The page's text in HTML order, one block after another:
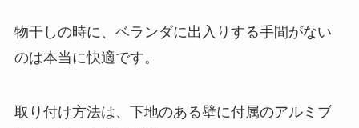
物干しの時に、ベランダに出入りする手間がない
のは本当に快適です。
取り付け方法は、下地のある壁に付属のアルミブ